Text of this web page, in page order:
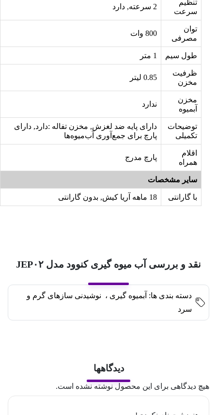
تنظیم
سرعت
توان
مصرفی
800 وات
طول سیم
ظرفیت
مخزن
0.85 لیتر
مخزن
آبمیوه
ندارد
توضیحات
تکمیلی
دارای پایه ضد لغزش, مخزن تفاله :دارد, دارای
پارچ برای جمع‌آوری آب‌میوه‌ها
اقلام
همراه
پارچ مدرج
سایر مشخصات
با گارانتی 18 ماهه آریا کیش, بدون گارانتی
نقد و بررسی آب میوه گیری کنوود مدل JEP۰۲
دسته بندی ها: آبمیوه گیری ، نوشیدنی سازهای گرم و
سرد
دیدگاهها
هیچ دیدگاهی برای این محصول نوشته نشده است.